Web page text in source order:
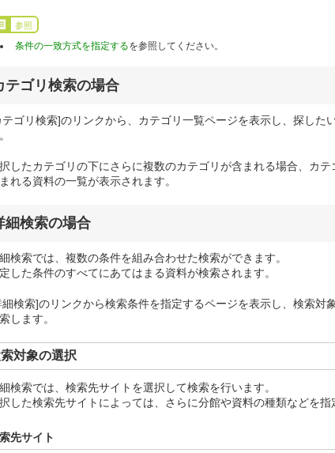
参照
条件の一致方式を指定するを参照してください。
テゴリ検索の場合
テゴリ検索]のリンクから、カテゴリ一覧ページを表示し、探した
したカテゴリの下にさらに複数のカテゴリが含まれる場合、カ
れる資料の一覧が表示されます。
細検索の場合
検索では、複数の条件を組み合わせた検索ができます。
した条件のすべてにあてはまる資料が検索されます。
細検索]のリンクから検索条件を指定するページを表示し、検索対
します。
対象の選択
検索では、検索先サイトを選択して検索を行います。
した検索先サイトによっては、さらに分館や資料の種類などを指
先サイト